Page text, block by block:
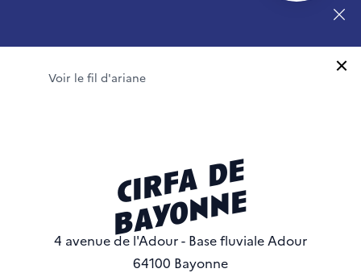
Voir le fil d'ariane
cirfa de
bayonne
4 avenue de l'Adour - Base fluviale Adour
64100 Bayonne